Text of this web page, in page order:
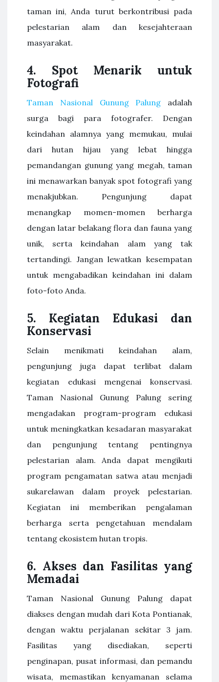
taman ini, Anda turut berkontribusi pada
pelestarian alam dan kesejahteraan
masyarakat.
4. Spot Menarik untuk
Fotografi
Taman Nasional Gunung Palung adalah
surga bagi para fotografer. Dengan
keindahan alamnya yang memukau, mulai
dari hutan hijau yang lebat hingga
pemandangan gunung yang megah, taman
ini menawarkan banyak spot fotografi yang
menakjubkan. Pengunjung dapat
menangkap momen-momen berharga
dengan latar belakang flora dan fauna yang
unik, serta keindahan alam yang tak
tertandingi. Jangan lewatkan kesempatan
untuk mengabadikan keindahan ini dalam
foto-foto Anda.
5. Kegiatan Edukasi dan
Konservasi
Selain menikmati keindahan alam,
pengunjung juga dapat terlibat dalam
kegiatan edukasi mengenai konservasi.
Taman Nasional Gunung Palung sering
mengadakan program-program edukasi
untuk meningkatkan kesadaran masyarakat
dan pengunjung tentang pentingnya
pelestarian alam. Anda dapat mengikuti
program pengamatan satwa atau menjadi
sukarelawan dalam proyek pelestarian.
Kegiatan ini memberikan pengalaman
berharga serta pengetahuan mendalam
tentang ekosistem hutan tropis.
6. Akses dan Fasilitas yang
Memadai
Taman Nasional Gunung Palung dapat
diakses dengan mudah dari Kota Pontianak,
dengan waktu perjalanan sekitar 3 jam.
Fasilitas yang disediakan, seperti
penginapan, pusat informasi, dan pemandu
wisata, memastikan kenyamanan selama